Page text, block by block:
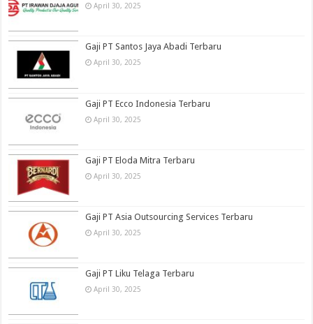
April 30, 2025
Gaji PT Santos Jaya Abadi Terbaru
April 30, 2025
Gaji PT Ecco Indonesia Terbaru
April 30, 2025
Gaji PT Eloda Mitra Terbaru
April 30, 2025
Gaji PT Asia Outsourcing Services Terbaru
April 30, 2025
Gaji PT Liku Telaga Terbaru
April 30, 2025